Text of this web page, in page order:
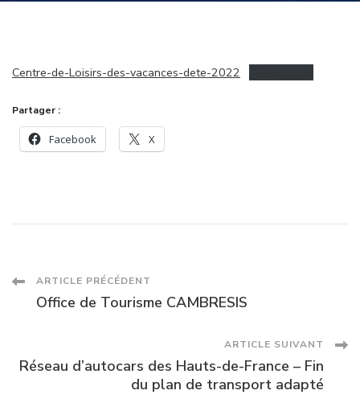
Centre-de-Loisirs-des-vacances-dete-2022
Partager :
Facebook X
Navigation
articles
ARTICLE PRÉCÉDENT
Office de Tourisme CAMBRESIS
ARTICLE SUIVANT
Réseau d’autocars des Hauts-de-France – Fin
du plan de transport adapté